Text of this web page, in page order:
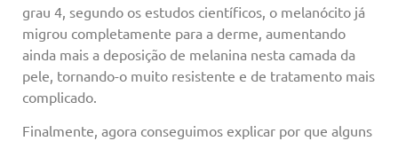
grau 4, segundo os estudos científicos, o melanócito já
migrou completamente para a derme, aumentando
ainda mais a deposição de melanina nesta camada da
pele, tornando-o muito resistente e de tratamento mais
complicado.
Finalmente, agora conseguimos explicar por que alguns